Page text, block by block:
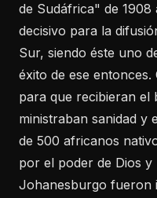
de Sudáfrica" de 1908
decisivo para la
Sur, siendo éste uno
éxito de ese
para que recibieran el
ministraban sanidad y
de 500 africanos
por el poder de Dios y
Johanesburgo fueron